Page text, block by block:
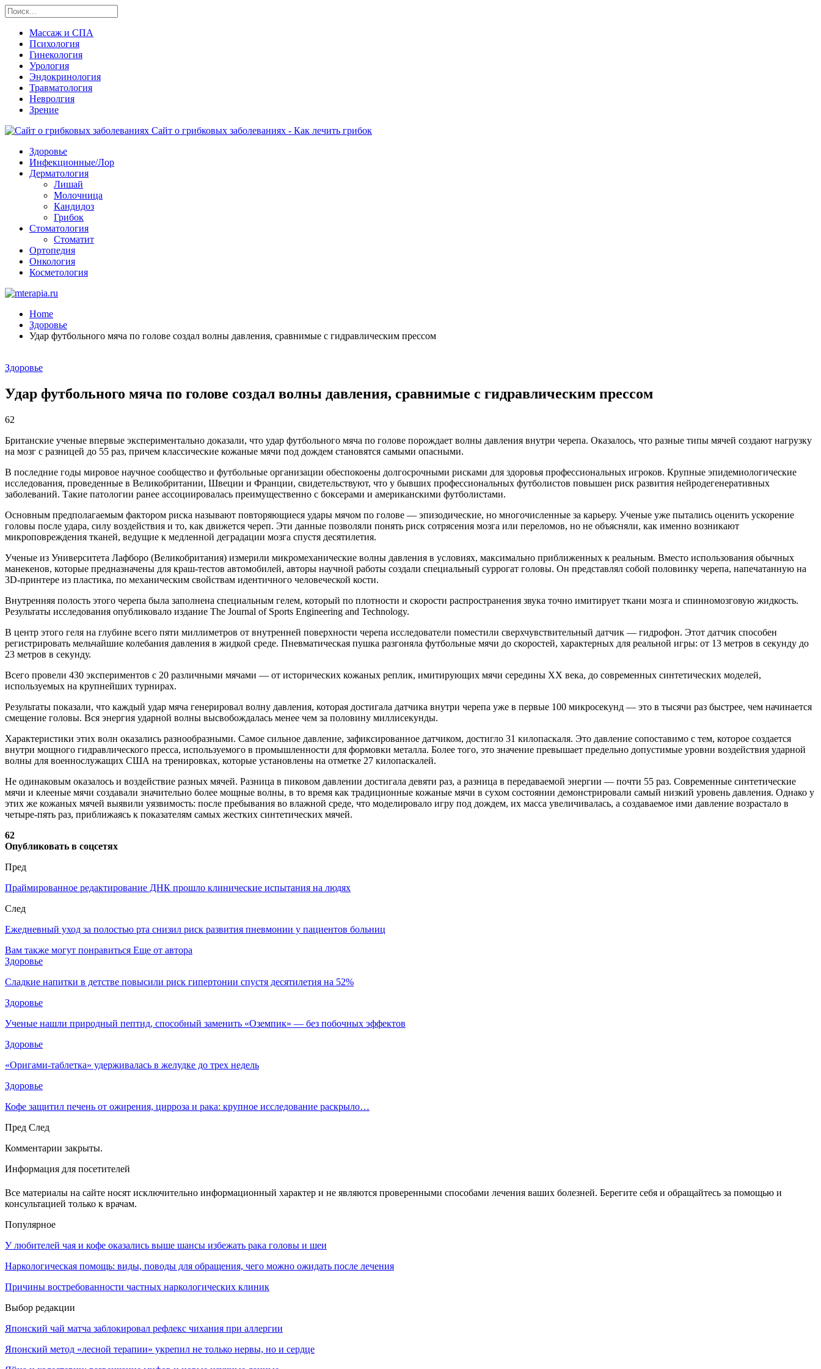
Массаж и СПА
Психология
Гинекология
Урология
Эндокринология
Травматология
Невролгия
Зрение
Сайт о грибковых заболеваниях - Как лечить грибок
Здоровье
Инфекционные/Лор
Дерматология
Лишай
Молочница
Кандидоз
Грибок
Стоматология
Стоматит
Ортопедия
Онкология
Косметология
Home
Здоровье
Удар футбольного мяча по голове создал волны давления, сравнимые с гидравлическим прессом
Здоровье
Удар футбольного мяча по голове создал волны давления, сравнимые с гидравлическим прессом
62
Британские ученые впервые экспериментально доказали, что удар футбольного мяча по голове порождает волны давления внутри черепа. Оказалось, что разные типы мячей создают нагрузку
на мозг с разницей до 55 раз, причем классические кожаные мячи под дождем становятся самыми опасными.
В последние годы мировое научное сообщество и футбольные организации обеспокоены долгосрочными рисками для здоровья профессиональных игроков. Крупные эпидемиологические
исследования, проведенные в Великобритании, Швеции и Франции, свидетельствуют, что у бывших профессиональных футболистов повышен риск развития нейродегенеративных
заболеваний. Такие патологии ранее ассоциировалась преимущественно с боксерами и американскими футболистами.
Основным предполагаемым фактором риска называют повторяющиеся удары мячом по голове — эпизодические, но многочисленные за карьеру. Ученые уже пытались оценить ускорение
головы после удара, силу воздействия и то, как движется череп. Эти данные позволяли понять риск сотрясения мозга или переломов, но не объясняли, как именно возникают
микроповреждения тканей, ведущие к медленной деградации мозга спустя десятилетия.
Ученые из Университета Лафборо (Великобритания) измерили микромеханические волны давления в условиях, максимально приближенных к реальным. Вместо использования обычных
манекенов, которые предназначены для краш-тестов автомобилей, авторы научной работы создали специальный суррогат головы. Он представлял собой половинку черепа, напечатанную на
3D-принтере из пластика, по механическим свойствам идентичного человеческой кости.
Внутренняя полость этого черепа была заполнена специальным гелем, который по плотности и скорости распространения звука точно имитирует ткани мозга и спинномозговую жидкость.
Результаты исследования опубликовало издание The Journal of Sports Engineering and Technology.
В центр этого геля на глубине всего пяти миллиметров от внутренней поверхности черепа исследователи поместили сверхчувствительный датчик — гидрофон. Этот датчик способен
регистрировать мельчайшие колебания давления в жидкой среде. Пневматическая пушка разгоняла футбольные мячи до скоростей, характерных для реальной игры: от 13 метров в секунду до
23 метров в секунду.
Всего провели 430 экспериментов с 20 различными мячами — от исторических кожаных реплик, имитирующих мячи середины XX века, до современных синтетических моделей,
используемых на крупнейших турнирах.
Результаты показали, что каждый удар мяча генерировал волну давления, которая достигала датчика внутри черепа уже в первые 100 микросекунд — это в тысячи раз быстрее, чем начинается
смещение головы. Вся энергия ударной волны высвобождалась менее чем за половину миллисекунды.
Характеристики этих волн оказались разнообразными. Самое сильное давление, зафиксированное датчиком, достигло 31 килопаскаля. Это давление сопоставимо с тем, которое создается
внутри мощного гидравлического пресса, используемого в промышленности для формовки металла. Более того, это значение превышает предельно допустимые уровни воздействия ударной
волны для военнослужащих США на тренировках, которые установлены на отметке 27 килопаскалей.
Не одинаковым оказалось и воздействие разных мячей. Разница в пиковом давлении достигала девяти раз, а разница в передаваемой энергии — почти 55 раз. Современные синтетические
мячи и клееные мячи создавали значительно более мощные волны, в то время как традиционные кожаные мячи в сухом состоянии демонстрировали самый низкий уровень давления. Однако у
этих же кожаных мячей выявили уязвимость: после пребывания во влажной среде, что моделировало игру под дождем, их масса увеличивалась, а создаваемое ими давление возрастало в
четыре-пять раз, приближаясь к показателям самых жестких синтетических мячей.
62
Опубликовать в соцсетях
Пред
Праймированное редактирование ДНК прошло клинические испытания на людях
След
Ежедневный уход за полостью рта снизил риск развития пневмонии у пациентов больниц
Вам также могут понравиться Еще от автора
Здоровье
Сладкие напитки в детстве повысили риск гипертонии спустя десятилетия на 52%
Здоровье
Ученые нашли природный пептид, способный заменить «Оземпик» — без побочных эффектов
Здоровье
«Оригами-таблетка» удерживалась в желудке до трех недель
Здоровье
Кофе защитил печень от ожирения, цирроза и рака: крупное исследование раскрыло…
Пред След
Комментарии закрыты.
Информация для посетителей
Все материалы на сайте носят исключительно информационный характер и не являются проверенными способами лечения ваших болезней. Берегите себя и обращайтесь за помощью и
консультацией только к врачам.
Популярное
У любителей чая и кофе оказались выше шансы избежать рака головы и шеи
Наркологическая помощь: виды, поводы для обращения, чего можно ожидать после лечения
Причины востребованности частных наркологических клиник
Выбор редакции
Японский чай матча заблокировал рефлекс чихания при аллергии
Японский метод «лесной терапии» укрепил не только нервы, но и сердце